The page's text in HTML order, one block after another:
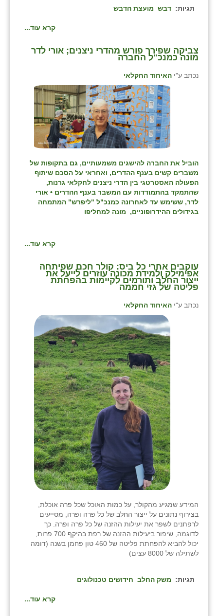
תגיות: דבש מועצת הדבש
קרא עוד...
צביקה שפירר פורש מהדרי ניצנים; אורי לדר
מונה כמנכ"ל החברה
נכתב ע"י האיחוד החקלאי
הוביל את החברה להישגים משמעותיים, גם בתקופות של
משברים קשים בענף ההדרים, ואחראי על הסכם שיתוף
הפעולה האסטרטגי בין הדרי ניצנים לחקלאי גרנות,
שהתמקד בהתמודדות עם המשבר בענף ההדרים • אורי
לדר, ששימש עד לאחרונה כמנכ"ל "ליפרש" המתמחה
בגידולים ההידרופוניים, מונה למחליפו
קרא עוד...
⁨עוקבים אחרי כל ביס: קולר חכם שפיתחה
אפימילק ולמידת מכונה עוזרים לייעל את
ייצור החלב ותורמים לקיימות בהפחתת
פליטה של גזי חממה
נכתב ע"י האיחוד החקלאי
המידע שמגיע מהקולר, על כמות האוכל שכל פרה אוכלת,
בצירוף נתונים על ייצור החלב של כל פרה ופרה, מסייעים
לרפתנים לשפר את יעילות ההזנה של כל פרה ופרה. כך
לדוגמה, שיפור ביעילות ההזנה של רפת בהיקף 700 פרות,
יכול להביא להפחתת פליטה של 460 טון פחמן בשנה (דומה
לשתילה של 8000 עצים)
תגיות: משק החלב חידושים טכנולוגים
קרא עוד...